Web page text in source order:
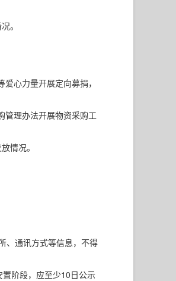
。
心力量开展定向募捐，
管理办法开展物资采购工
情况。
、通讯方式等信息，不得
阶段，应至少10日公示